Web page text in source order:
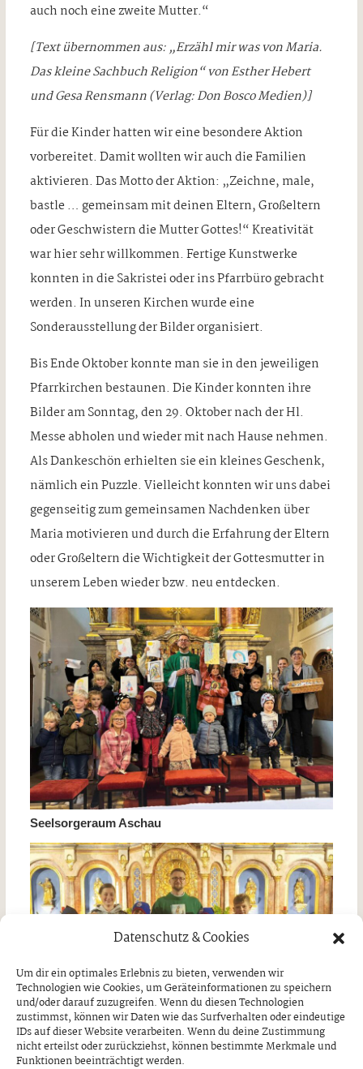
Datenschutz & Cookies
Um dir ein optimales Erlebnis zu bieten, verwenden wir
Technologien wie Cookies, um Geräteinformationen zu speichern
und/oder darauf zuzugreifen. Wenn du diesen Technologien
zustimmst, können wir Daten wie das Surfverhalten oder eindeutige
IDs auf dieser Website verarbeiten. Wenn du deine Zustimmung
nicht erteilst oder zurückziehst, können bestimmte Merkmale und
Funktionen beeinträchtigt werden.
auch noch eine zweite Mutter.“
[Text übernommen aus: „Erzähl mir was von Maria.
Das kleine Sachbuch Religion“ von Esther Hebert
und Gesa Rensmann (Verlag: Don Bosco Medien)]
Für die Kinder hatten wir eine besondere Aktion
vorbereitet. Damit wollten wir auch die Familien
aktivieren. Das Motto der Aktion: „Zeichne, male,
bastle … gemeinsam mit deinen Eltern, Großeltern
oder Geschwistern die Mutter Gottes!“ Kreativität
war hier sehr willkommen. Fertige Kunstwerke
konnten in die Sakristei oder ins Pfarrbüro gebracht
werden. In unseren Kirchen wurde eine
Sonderausstellung der Bilder organisiert.
Bis Ende Oktober konnte man sie in den jeweiligen
Pfarrkirchen bestaunen. Die Kinder konnten ihre
Bilder am Sonntag, den 29. Oktober nach der Hl.
Messe abholen und wieder mit nach Hause nehmen.
Als Dankeschön erhielten sie ein kleines Geschenk,
nämlich ein Puzzle. Vielleicht konnten wir uns dabei
gegenseitig zum gemeinsamen Nachdenken über
Maria motivieren und durch die Erfahrung der Eltern
oder Großeltern die Wichtigkeit der Gottesmutter in
unserem Leben wieder bzw. neu entdecken.
Seelsorgeraum Aschau